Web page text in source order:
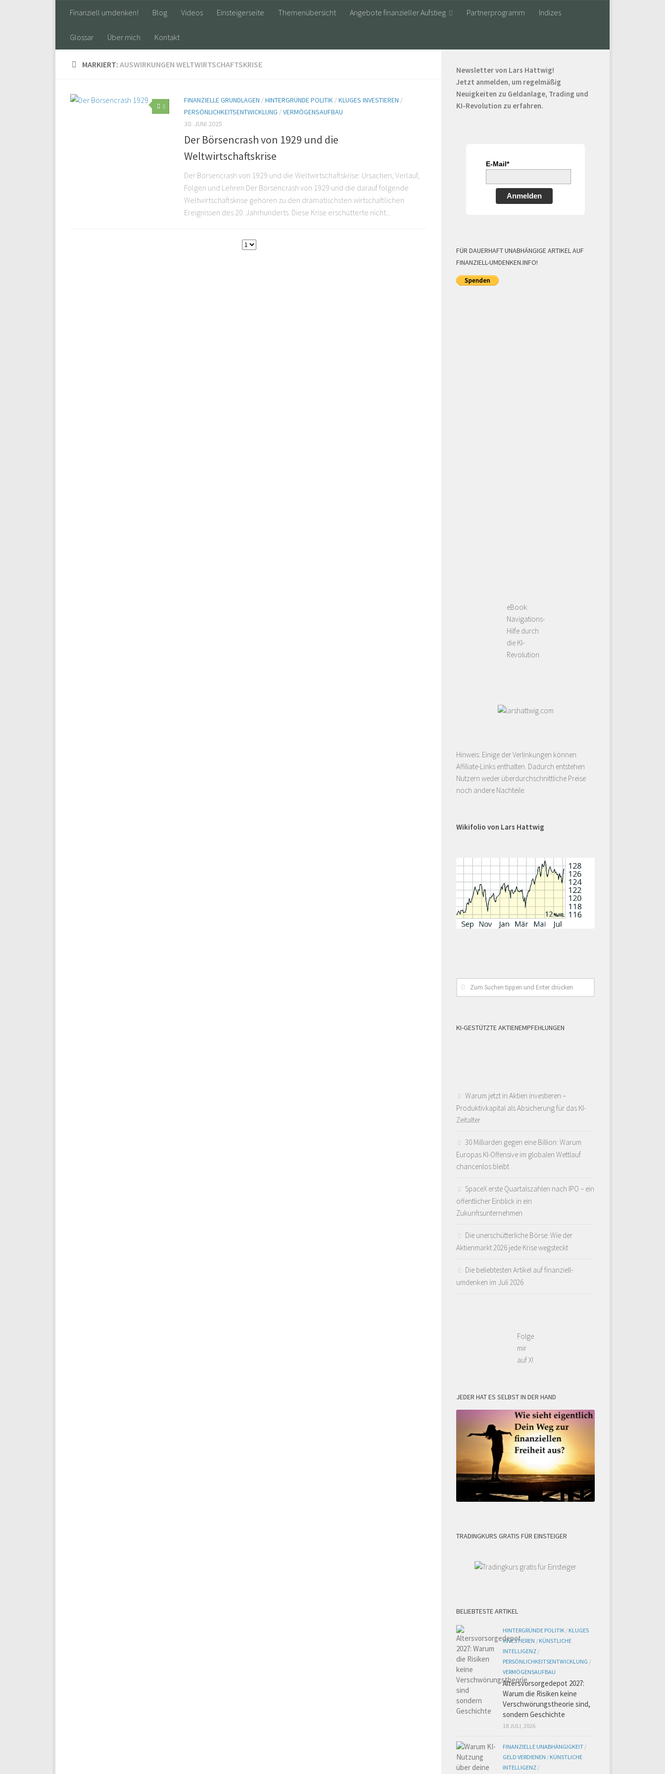
Finanziell umdenken! Blog Videos Einsteigerseite Themenübersicht Angebote finanzieller Aufstieg Partnerprogramm Indizes
Glossar Über mich Kontakt
MARKIERT: AUSWIRKUNGEN WELTWIRTSCHAFTSKRISE
0
FINANZIELLE GRUNDLAGEN /HINTERGRÜNDE POLITIK /KLUGES INVESTIEREN /
PERSÖNLICHKEITSENTWICKLUNG /VERMÖGENSAUFBAU
30. JUNI 2025
Der Börsencrash von 1929 und die
Weltwirtschaftskrise
Der Börsencrash von 1929 und die Weltwirtschaftskrise: Ursachen, Verlauf,
Folgen und Lehren Der Börsencrash von 1929 und die darauf folgende
Weltwirtschaftskrise gehören zu den dramatischsten wirtschaftlichen
Ereignissen des 20. Jahrhunderts. Diese Krise erschütterte nicht...
Newsletter von Lars Hattwig!
Jetzt anmelden, um regelmäßig
Neuigkeiten zu Geldanlage, Trading und
KI-Revolution zu erfahren.
E-Mail*
Anmelden
FÜR DAUERHAFT UNABHÄNGIGE ARTIKEL AUF
FINANZIELL-UMDENKEN.INFO!
eBook:
Navigations-
Hilfe durch
die KI-
Revolution
Hinweis: Einige der Verlinkungen können
Affiliate-Links enthalten. Dadurch entstehen
Nutzern weder überdurchschnittliche Preise
noch andere Nachteile.
Wikifolio von Lars Hattwig
KI-GESTÜTZTE AKTIENEMPFEHLUNGEN
Warum jetzt in Aktien investieren –
Produktivkapital als Absicherung für das KI-
Zeitalter
30 Milliarden gegen eine Billion: Warum
Europas KI-Offensive im globalen Wettlauf
chancenlos bleibt
SpaceX erste Quartalszahlen nach IPO – ein
öffentlicher Einblick in ein
Zukunftsunternehmen
Die unerschütterliche Börse: Wie der
Aktienmarkt 2026 jede Krise wegsteckt
Die beliebtesten Artikel auf finanziell-
umdenken im Juli 2026
Folge
mir
auf X!
JEDER HAT ES SELBST IN DER HAND
TRADINGKURS GRATIS FÜR EINSTEIGER
BELIEBTESTE ARTIKEL
HINTERGRÜNDE POLITIK / KLUGES
INVESTIEREN / KÜNSTLICHE
INTELLIGENZ /
PERSÖNLICHKEITSENTWICKLUNG /
VERMÖGENSAUFBAU
Altersvorsorgedepot 2027:
Warum die Risiken keine
Verschwörungstheorie sind,
sondern Geschichte
18 JULI, 2026
FINANZIELLE UNABHÄNGIGKEIT /
GELD VERDIENEN / KÜNSTLICHE
INTELLIGENZ /